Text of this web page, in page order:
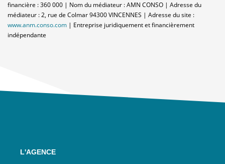
financière : 360 000 | Nom du médiateur : AMN CONSO | Adresse du
médiateur : 2, rue de Colmar 94300 VINCENNES | Adresse du site :
www.anm.conso.com | Entreprise juridiquement et financièrement
indépendante
L'AGENCE